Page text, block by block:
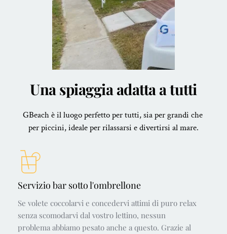
Una spiaggia adatta a tutti
GBeach è il luogo perfetto per tutti, sia per grandi che
per piccini, ideale per rilassarsi e divertirsi al mare.
Servizio bar sotto l'ombrellone
Se volete coccolarvi e concedervi attimi di puro relax
senza scomodarvi dal vostro lettino, nessun
problema abbiamo pesato anche a questo. Grazie al